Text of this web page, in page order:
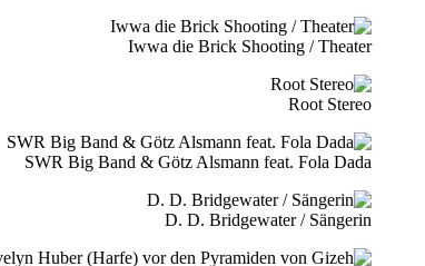
Iwwa die Brick Shooting / Theater
Root Stereo
SWR Big Band & Götz Alsmann feat. Fola Dada
D. D. Bridgewater / Sängerin